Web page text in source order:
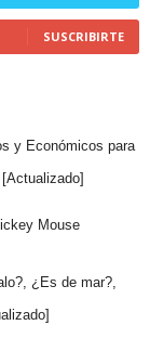
SUSCRIBIRTE
y Económicos para
Mouse
¿Es de mar?,